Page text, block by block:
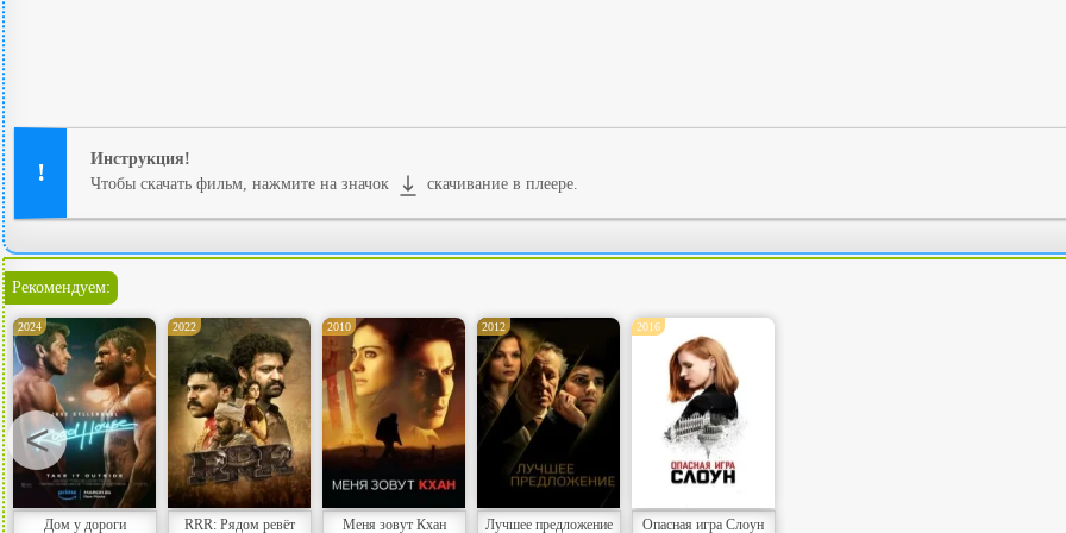
Инструкция!
Чтобы скачать фильм, нажмите на значок
скачивание в плеере.
Рекомендуем:
2024
Дом у дороги
2022
RRR: Рядом ревёт
2010
Меня зовут Кхан
2012
Лучшее предложение
2016
Опасная игра Слоун
<